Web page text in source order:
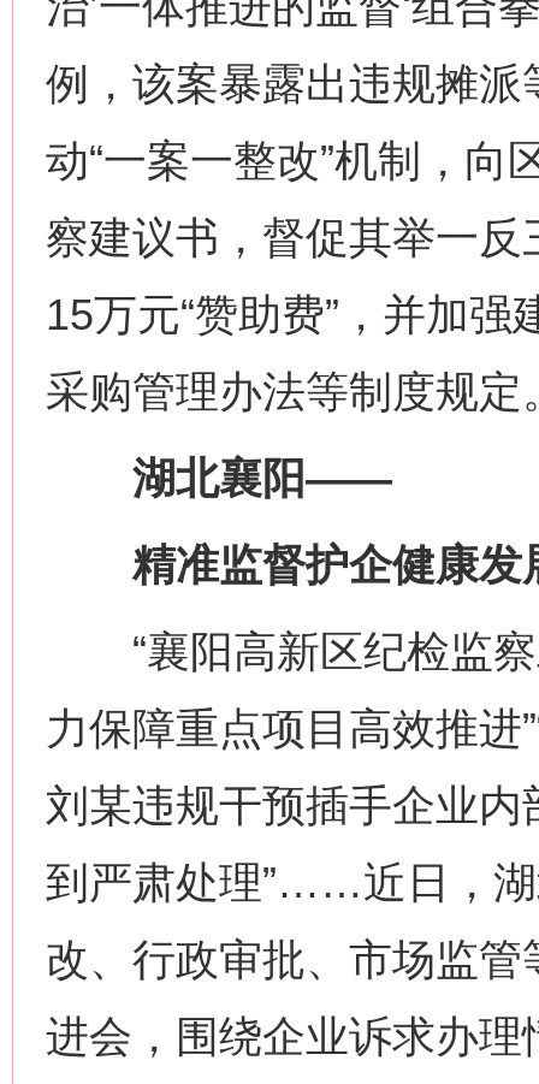
例，该案暴露出违规摊
动“一案一整改”机制，向
察建议书，督促其举一
15万元“赞助费”，并加
采购管理办法等制度规定
湖北襄阳——
精准监督护企健康发
“襄阳高新区纪检监察
力保障重点项目高效推进
刘某违规干预插手企业
到严肃处理”……近日，
改、行政审批、市场监
进会，围绕企业诉求办